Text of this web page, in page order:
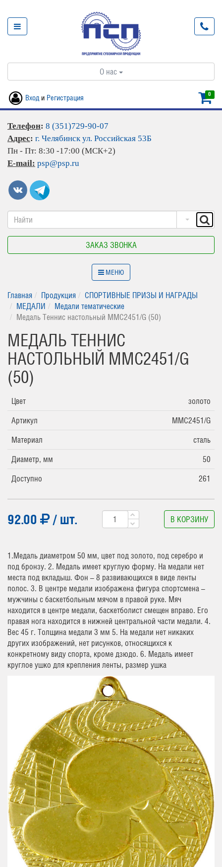
О нас
0
Вход и Регистрация
Телефон: 8 (351)729-90-07
Адрес: г. Челябинск ул. Российская 53Б
Пн - Пт: 8:30 -17:00 (МСК+2)
E-mail: psp@psp.ru
ЗАКАЗ ЗВОНКА
МЕНЮ
Главная Продукция
СПОРТИВНЫЕ ПРИЗЫ И НАГРАДЫ
МЕДАЛИ
Медали тематические
Медаль Теннис настольный MMC2451/G (50)
МЕДАЛЬ ТЕННИС
НАСТОЛЬНЫЙ MMC2451/G
(50)
Цвет
золото
Артикул
MMC2451/G
Материал
сталь
Диаметр, мм
50
Доступно
261
92.00 / шт. В КОРЗИНУ
1.Медаль диаметром 50 мм, цвет под золото, под серебро и
под бронзу. 2. Медаль имеет круглую форму. На медали нет
места под вкладыш. Фон – 8 развивающихся в виде ленты
полос. 3. В центре медали изображена фигура спортсмена –
мужчины с баскетбольным мячом в правой руке. Мяч
находится в центре медали, баскетболист смещен вправо. Его
правая нога находится в нижней центральной части медали. 4.
Вес 45 г. Толщина медали 3 мм 5. На медали нет никаких
других изображений, нет рисунков, относящихся к
конкретному виду спорта, кроме дзюдо. 6. Медаль имеет
круглое ушко для крепления ленты, размер ушка